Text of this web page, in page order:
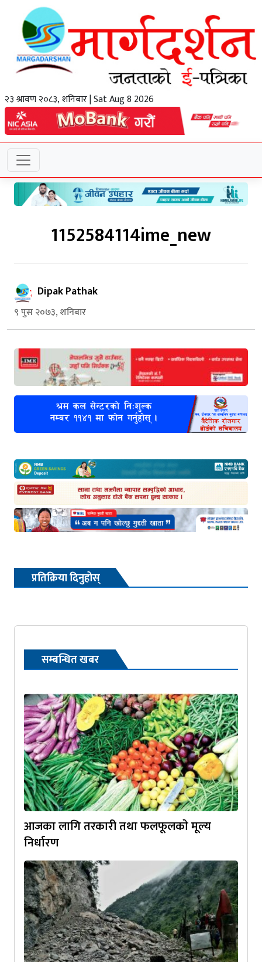
२३ श्रावण २०८३, शनिबार | Sat Aug 8 2026
1152584114ime_new
Dipak Pathak
९ पुस २०७३, शनिबार
प्रतिक्रिया दिनुहोस्
सम्बन्धित खबर
आजका लागि तरकारी तथा फलफूलकाे मूल्य
निर्धारण